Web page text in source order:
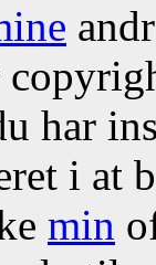
har
i at
min